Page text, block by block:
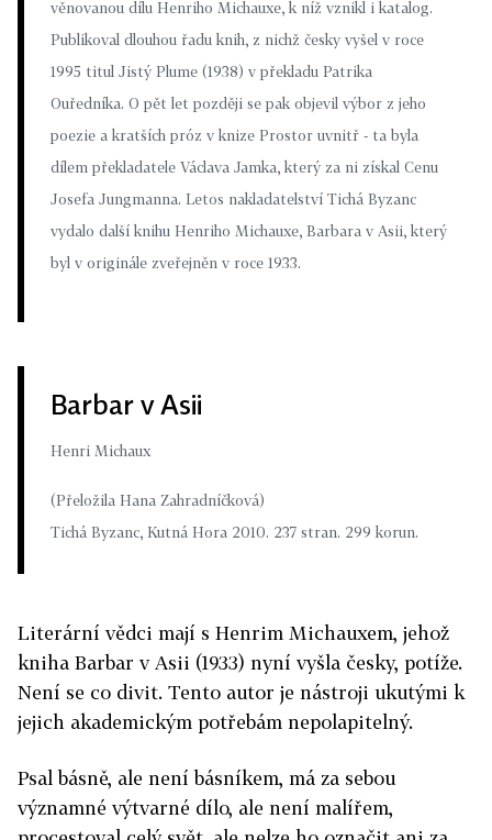
věnovanou dílu Henriho Michauxe, k níž vznikl i katalog.
Publikoval dlouhou řadu knih, z nichž česky vyšel v roce
1995 titul Jistý Plume (1938) v překladu Patrika
Ouředníka. O pět let později se pak objevil výbor z jeho
poezie a kratších próz v knize Prostor uvnitř - ta byla
dílem překladatele Václava Jamka, který za ni získal Cenu
Josefa Jungmanna. Letos nakladatelství Tichá Byzanc
vydalo další knihu Henriho Michauxe, Barbara v Asii, který
byl v originále zveřejněn v roce 1933.
Barbar v Asii
Henri Michaux
(Přeložila Hana Zahradníčková)
Tichá Byzanc, Kutná Hora 2010. 237 stran. 299 korun.
Literární vědci mají s Henrim Michauxem, jehož
kniha Barbar v Asii (1933) nyní vyšla česky, potíže.
Není se co divit. Tento autor je nástroji ukutými k
jejich akademickým potřebám nepolapitelný.
Psal básně, ale není básníkem, má za sebou
významné výtvarné dílo, ale není malířem,